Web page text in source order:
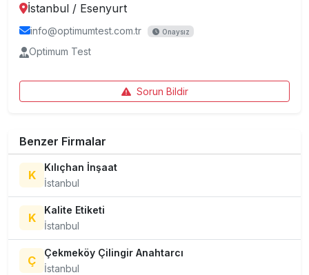
İstanbul / Esenyurt
info@optimumtest.com.tr Onaysız
Optimum Test
Sorun Bildir
Benzer Firmalar
K
Kılıçhan İnşaat
İstanbul
K
Kalite Etiketi
İstanbul
Ç
Çekmeköy Çilingir Anahtarcı
İstanbul